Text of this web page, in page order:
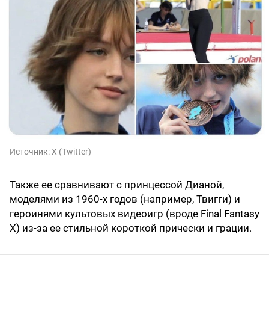
Источник:X (Twitter)
Также ее сравнивают с принцессой Дианой,
моделями из 1960-х годов (например, Твигги) и
героинями культовых видеоигр (вроде Final Fantasy
X) из-за ее стильной короткой прически и грации.